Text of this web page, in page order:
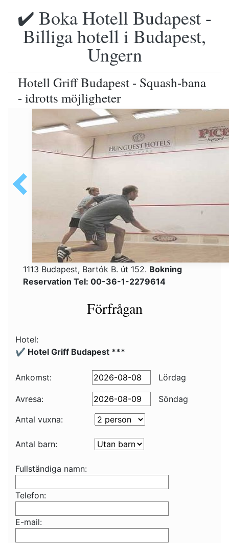
✔️ Boka Hotell Budapest -
Billiga hotell i Budapest,
Ungern
Hotell Griff Budapest - Squash-bana
- idrotts möjligheter
1113 Budapest, Bartók B. út 152. Bokning
Reservation Tel: 00-36-1-2279614
Förfrågan
Hotel:
✔️ Hotel Griff Budapest ***
Ankomst: Lördag
Avresa:
Söndag
Antal vuxna:
Antal barn:
Fullständiga namn:
Telefon:
E-mail: